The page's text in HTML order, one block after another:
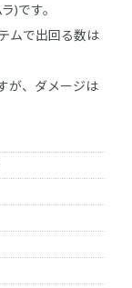
)です。
ムで出回る数は
が、ダメージは